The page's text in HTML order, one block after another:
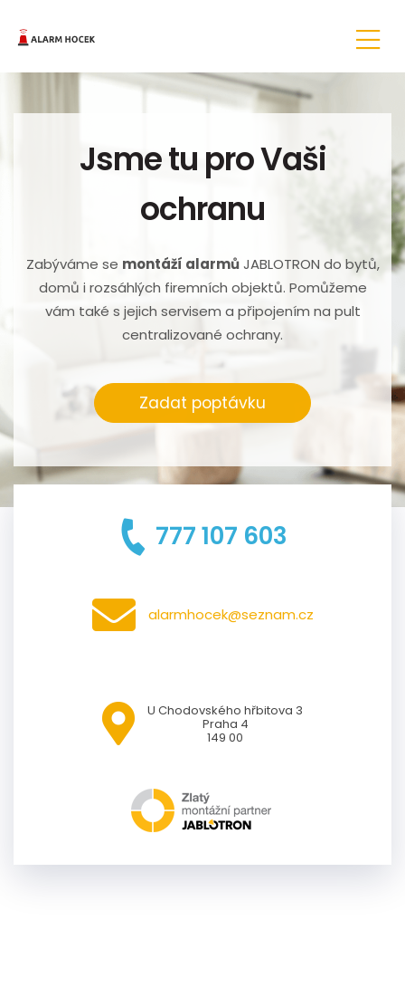
Jsme tu pro Vaši
ochranu
Zabýváme se montáží alarmůJABLOTRON do bytů,
domů i rozsáhlých firemních objektů. Pomůžeme
vám také s jejich servisem a připojením na pult
centralizované ochrany.
Zadat poptávku
777 107 603
alarmhocek@seznam.cz
U Chodovského hřbitova 3
Praha 4
149 00